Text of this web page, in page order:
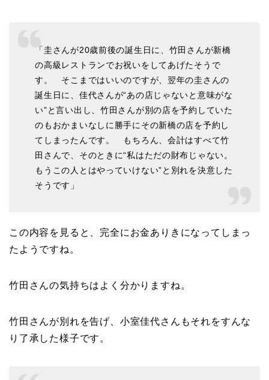
「圭さんが20歳前後の誕生日に、竹田さんが新橋
の高級レストランでお祝いをしてあげたそうで
す。 そこまではいいのですが、翌年の圭さんの
誕生日に、佳代さんが“あの店じゃないと意味がな
い”と言い出し、竹田さんが別の店を予約していた
のもおかまいなしに勝手にその新橋の店を予約し
てしまったんです。 もちろん、会計はすべて竹
田さんで、そのときに“私はただの財布じゃない。
もうこの人とはやっていけない”と別れを決意した
そうです」
この内容を見ると、完全にお金ありきになってしまっ
たようですね。
竹田さんの気持ちはよく分かりますね。
竹田さんが別れを告げ、小室佳代さんもそれをすんな
り了承した様子です。